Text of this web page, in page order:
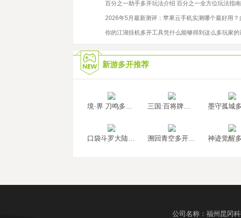
百分之一助手多开玩法介绍 百分之一全方位玩法指南
2026年5月最新测评：苹果云手机实测哪个最好用？
你的江湖挂机多开工具凭什么能够得到这么多玩家的
新游多开推荐
公司名称：福州昆冈